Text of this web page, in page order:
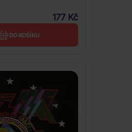
177 Kč
DO KOŠÍKU